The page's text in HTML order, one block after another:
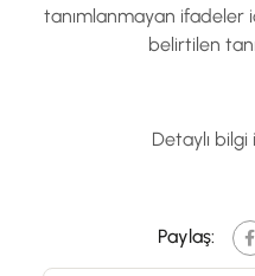
tanımlanmayan ifadeler
belirtilen
Detaylı bilgi
Paylaş: